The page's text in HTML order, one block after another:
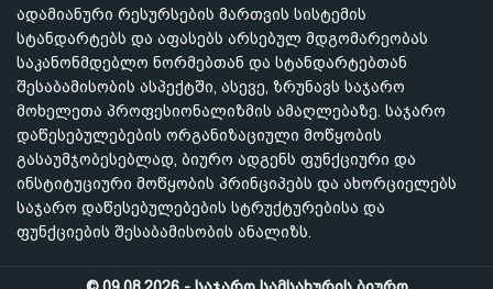
ადამიანური რესურსების მართვის სისტემის
სტანდარტებს და აფასებს არსებულ მდგომარეობას
საკანონმდებლო ნორმებთან და სტანდარტებთან
შესაბამისობის ასპექტში, ასევე, ზრუნავს საჯარო
მოხელეთა პროფესიონალიზმის ამაღლებაზე. საჯარო
დაწესებულებების ორგანიზაციული მოწყობის
გასაუმჯობესებლად, ბიურო ადგენს ფუნქციური და
ინსტიტუციური მოწყობის პრინციპებს და ახორციელებს
საჯარო დაწესებულებების სტრუქტურებისა და
ფუნქციების შესაბამისობის ანალიზს.